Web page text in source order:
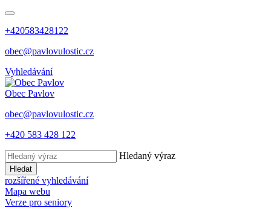
+420583428122
obec@pavlovulostic.cz
Vyhledávání
Obec Pavlov
obec@pavlovulostic.cz
+420 583 428 122
Hledaný výraz
Hledat
rozšířené vyhledávání
Mapa webu
Verze pro seniory